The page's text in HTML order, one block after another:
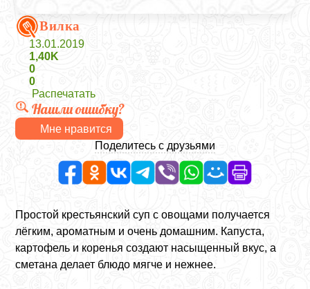
Вилка
13.01.2019
1,40K
0
0
Распечатать
Нашли ошибку?
Мне нравится
Поделитесь с друзьями
Простой крестьянский суп с овощами получается
лёгким, ароматным и очень домашним. Капуста,
картофель и коренья создают насыщенный вкус, а
сметана делает блюдо мягче и нежнее.